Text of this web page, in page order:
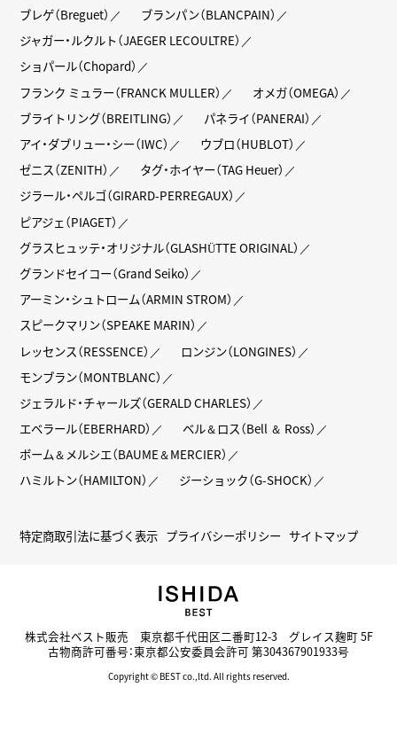
ブレゲ（Breguet）
ブランパン（BLANCPAIN）
ジャガー・ルクルト（JAEGER LECOULTRE）
ショパール（Chopard）
フランク ミュラー（FRANCK MULLER）
オメガ（OMEGA）
ブライトリング（BREITLING）
パネライ（PANERAI）
アイ・ダブリュー・シー（IWC）
ウブロ（HUBLOT）
ゼニス（ZENITH）
タグ・ホイヤー（TAG Heuer）
ジラール・ペルゴ（GIRARD-PERREGAUX）
ピアジェ（PIAGET）
グラスヒュッテ・オリジナル（GLASHÜTTE ORIGINAL）
グランドセイコー（Grand Seiko）
アーミン・シュトローム（ARMIN STROM）
スピークマリン（SPEAKE MARIN）
レッセンス（RESSENCE）
ロンジン（LONGINES）
モンブラン（MONTBLANC）
ジェラルド・チャールズ（GERALD CHARLES）
エベラール（EBERHARD）
ベル＆ロス（Bell ＆ Ross）
ボーム＆メルシエ（BAUME＆MERCIER）
ハミルトン（HAMILTON）
ジーショック（G-SHOCK）
特定商取引法に基づく表示 プライバシーポリシー サイトマップ
株式会社ベスト販売 東京都千代田区二番町12-3 グレイス麹町 5F
古物商許可番号：東京都公安委員会許可 第304367901933号
Copyright © BEST co.,ltd. All rights reserved.